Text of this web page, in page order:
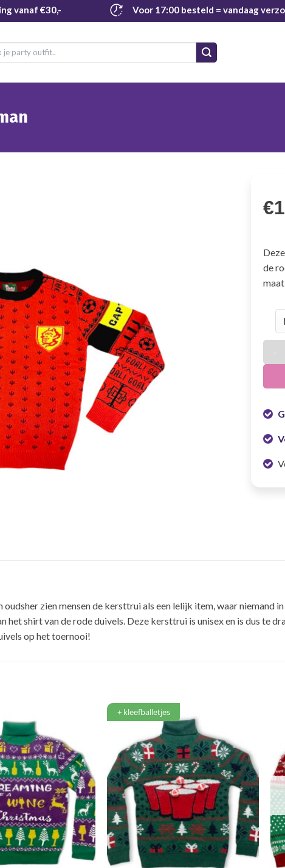
vanaf €30,- Voor 17:00 besteld = vandaag
€
de
zien mensen de kersttrui als een lelijk item, waar
het shirt van de rode duivels. Deze kersttrui is unisex en is dus te
op het toernooi!
+ kleefballetjes